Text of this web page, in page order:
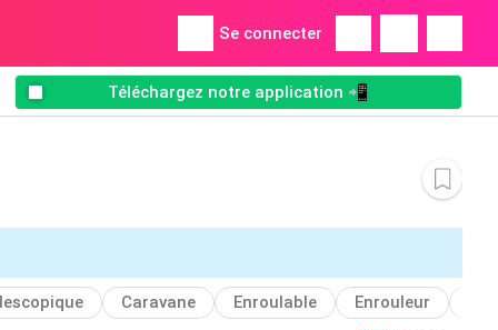
Se connecter
Téléchargez notre application 📲
Caravane Enroulable Enrouleur